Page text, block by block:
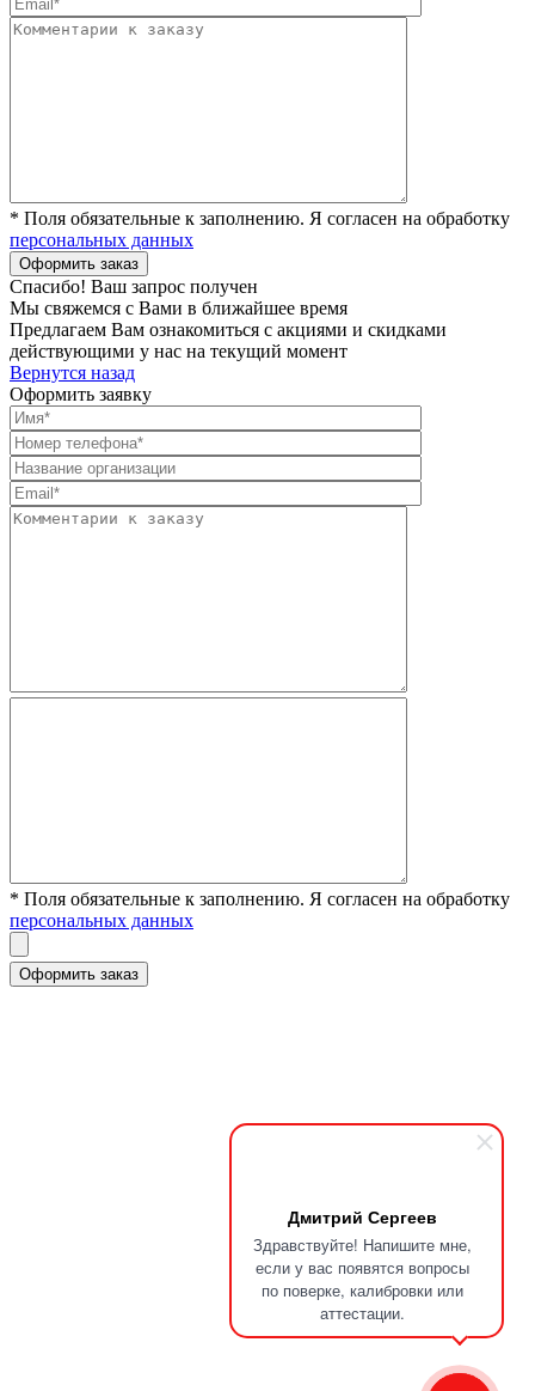
Дмитрий Сергеев
Здравствуйте! Напишите мне,
если у вас появятся вопросы
по поверке, калибровки или
аттестации.
* Поля обязательные к заполнению. Я согласен на обработку
персональных данных
Спасибо! Ваш запрос получен
Мы свяжемся с Вами в ближайшее время
Предлагаем Вам ознакомиться с акциями и скидками
действующими у нас на текущий момент
Вернутся назад
Оформить заявку
* Поля обязательные к заполнению. Я согласен на обработку
персональных данных